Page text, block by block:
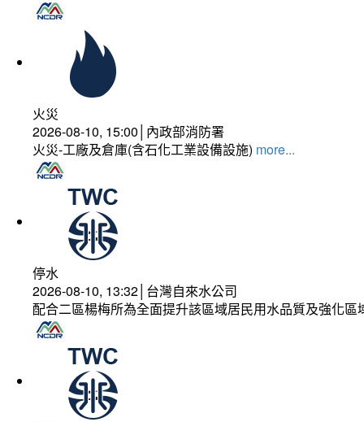
火災
2026-08-10, 15:00│內政部消防署
火災-工廠及倉庫(含石化工業設備設施) more...
停水
2026-08-10, 13:32│台灣自來水公司
配合二區楊梅所為全面提升該區域居民用水品質及強化